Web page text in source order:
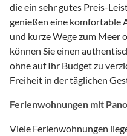
die ein sehr gutes Preis-
genießen eine komfortable
und kurze Wege zum Meer
können Sie einen
ohne auf Ihr Budget zu
Freiheit in der täglichen
Ferienwohnungen mit
Viele Ferienwohnungen